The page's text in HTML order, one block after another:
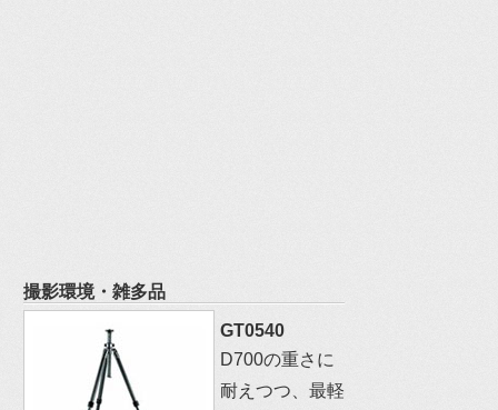
撮影環境・雑多品
GT0540
D700の重さに
耐えつつ、最軽